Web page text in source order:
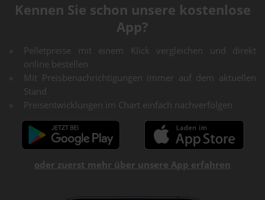
Kennen Sie schon unsere kostenlose
App?
Pelletpreise mit einem Klick vergleichen und direkt
online bestellen
Mit Preisbenachrichtigungen immer auf dem aktuellen
Stand
Preisentwicklungen im Chart einfach nachverfolgen
oder zuerst mehr über unsere App erfahren